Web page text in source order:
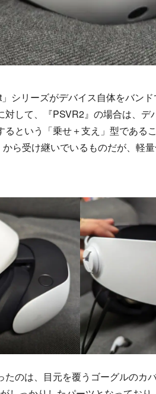
シリーズがデバイス自体をバン
対して、『PSVR2』の場合は、
という「乗せ＋支え」型である
ら受け継いでいるものだが、軽
のは、目元を覆うゴーグルのカ